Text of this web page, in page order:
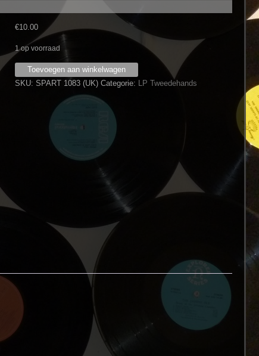
€10.00
1 op voorraad
Roger
Chapman
Toevoegen aan winkelwagen
SKU: SPART 1083 (UK) Categorie: LP Tweedehands